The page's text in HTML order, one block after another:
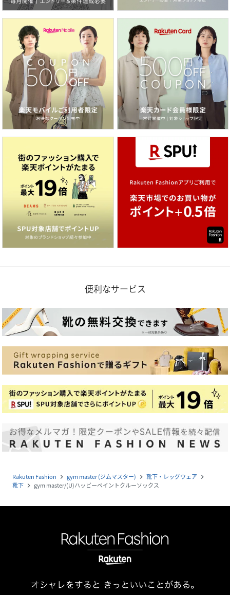
便利なサービス
Rakuten Fashion navigate_next gym master (ジムマスター) navigate_next 靴下・レッグウェア navigate_next
靴下 navigate_next gym master/(U)ハッピーペイントクルーソックス